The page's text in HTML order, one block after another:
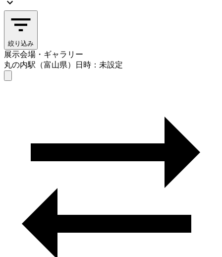
絞り込み
展示会場・ギャラリー
丸の内駅（富山県）
日時：未設定